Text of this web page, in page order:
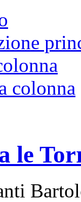
colonna
le